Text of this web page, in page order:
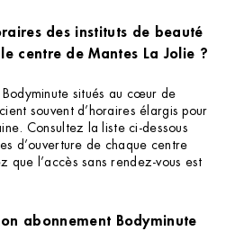
des instituts de beauté
centre de Mantes La Jolie ?
Bodyminute situés au cœur de
souvent d’horaires élargis pour
Consultez la liste ci-dessous
d’ouverture de chaque centre
que l’accès sans rendez-vous est
abonnement Bodyminute